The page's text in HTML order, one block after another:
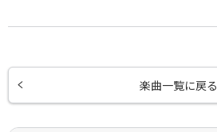
楽曲一覧に戻る